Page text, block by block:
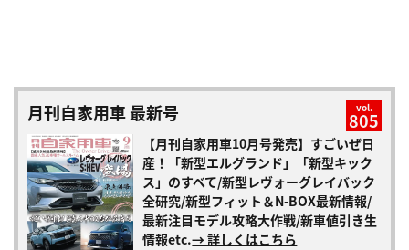
月刊自家用車 最新号 vol.
805
【月刊自家用車10月号発売】すごいぜ日
産！「新型エルグランド」「新型キック
ス」のすべて/新型レヴォーグレイバック
全研究/新型フィット＆N-BOX最新情報/
最新注目モデル攻略大作戦/新車値引き生
情報etc.→ 詳しくはこちら